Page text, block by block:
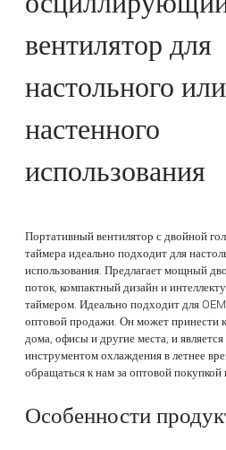
вентилятор для
настольного или
настенного
использования
Портативный вентилятор с двойной
таймера идеально подходит для
использования. Предлагает мощный
поток, компактный дизайн и
таймером. Идеально подходит для
оптовой продажи. Он может принести
дома, офисы и другие места, и
инструментом охлаждения в летнее
обращаться к нам за оптовой покупкой
Особенности